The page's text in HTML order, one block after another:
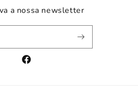
a nossa newsletter
Facebook